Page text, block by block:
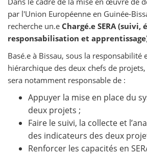
par l'Union Européenne en Guinée-
recherche un.e Chargé.e SERA
responsabilisation et
Basé.e à Bissau, sous la responsabilité
hiérarchique des deux chefs de projets,
sera notamment responsable de :
Appuyer la mise en place du
deux projets ;
Faire le suivi, la collecte et
des indicateurs des deux
Renforcer les capacités en